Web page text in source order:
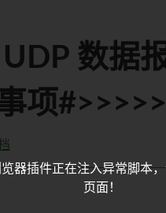
数据
项
器插件正在注入异常脚本
页面！